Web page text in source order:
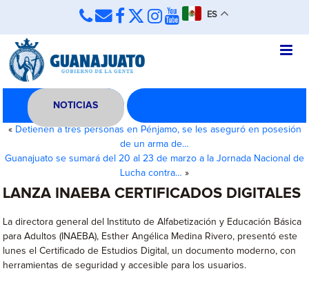
ES
NOTICIAS
« Detienen a tres personas en Pénjamo, se les aseguró en posesión
de un arma de…
Guanajuato se sumará del 20 al 23 de marzo a la Jornada Nacional de
Lucha contra… »
LANZA INAEBA CERTIFICADOS DIGITALES
La directora general del Instituto de Alfabetización y Educación Básica
para Adultos (INAEBA), Esther Angélica Medina Rivero, presentó este
lunes el Certificado de Estudios Digital, un documento moderno, con
herramientas de seguridad y accesible para los usuarios.